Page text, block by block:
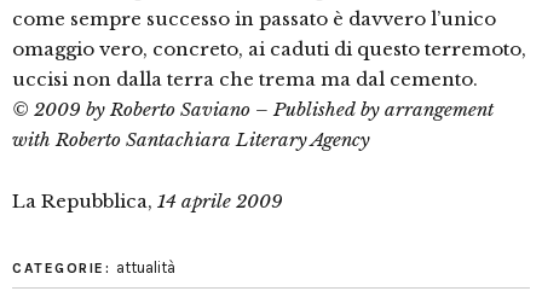
come sempre successo in passato è davvero l’unico
omaggio vero, concreto, ai caduti di questo terremoto,
uccisi non dalla terra che trema ma dal cemento.
© 2009 by Roberto Saviano – Published by arrangement
with Roberto Santachiara Literary Agency
La Repubblica, 14 aprile 2009
CATEGORIE: attualità